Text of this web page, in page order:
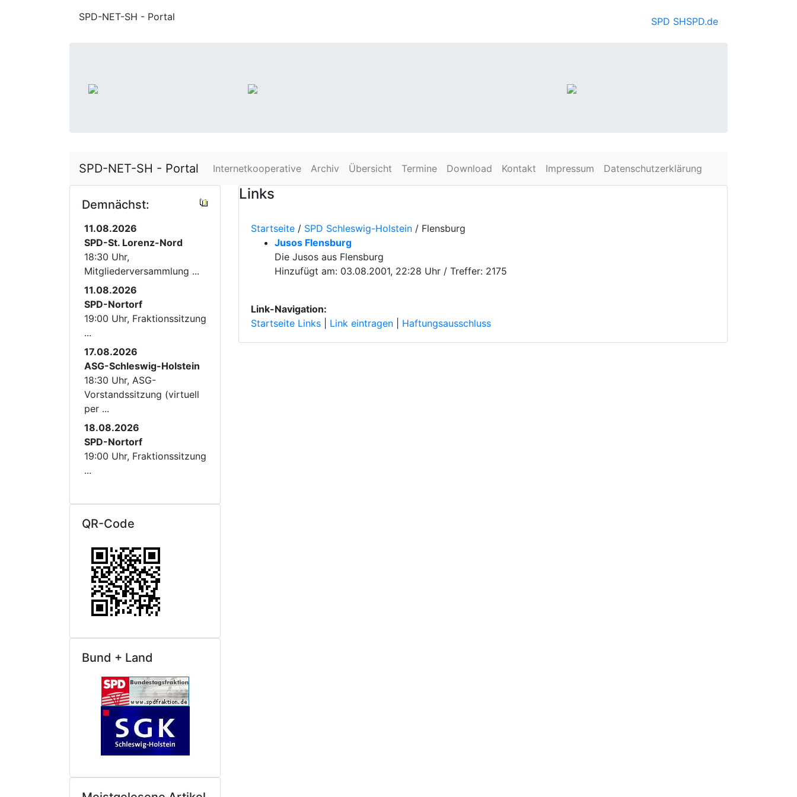
SPD-NET-SH - Portal SPD SHSPD.de
SPD-NET-SH - Portal Internetkooperative Archiv Übersicht Termine Download Kontakt Impressum Datenschutzerklärung
Demnächst:
11.08.2026
SPD-St. Lorenz-Nord
18:30 Uhr,
Mitgliederversammlung ...
11.08.2026
SPD-Nortorf
19:00 Uhr, Fraktionssitzung
...
17.08.2026
ASG-Schleswig-Holstein
18:30 Uhr, ASG-
Vorstandssitzung (virtuell
per ...
18.08.2026
SPD-Nortorf
19:00 Uhr, Fraktionssitzung
...
QR-Code
Bund + Land
Links
Startseite / SPD Schleswig-Holstein / Flensburg
Jusos Flensburg
Die Jusos aus Flensburg
Hinzufügt am: 03.08.2001, 22:28 Uhr / Treffer: 2175
Link-Navigation:
Startseite Links
Link eintragen Haftungsausschluss